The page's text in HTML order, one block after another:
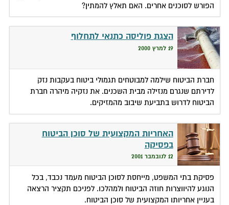
הפורש לסוכנים אחרים. האם תאלץ להמתין?
הצגת פוליסה כתנאי לתחלוף
19 למרץ 2000
חברת הביטוח שילמה למבוטחים תגמולי ביטוח בעקבות נזק
לדירתם שנגרם מנזילה מבית השכנים. את נזקיה מיהרה חברת
הביטוח לדרוש בתביעת שיבוב מהמזיקים.
האחריות המקצועית של סוכן הביטוח
בפסיקה
12 לנובמבר 2001
פסיקת בתי המשפט, מייחסת לסוכן הביטוח מעמד נכבד, בכל
הנוגע להיווצרות חוזה הביטוח ולמהלכו. לפניכם תקציר הרצאה
בעניין אחריותו המקצועית של סוכן הביטוח.